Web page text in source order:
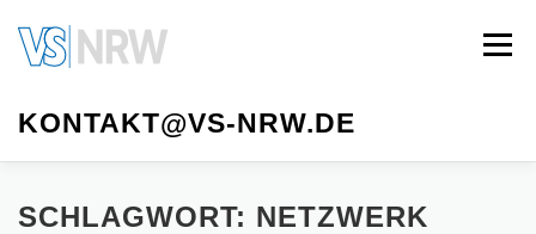
Inhalt
springen
KONTAKT@VS-NRW.DE
Menü
VS NRW MITGLIED WERDEN AUTOR*INNEN
SCHLAGWORT: NETZWERK